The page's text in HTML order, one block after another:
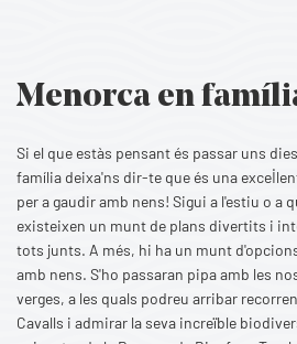
Menorca en
Si el que estàs pensant és passar uns
família deixa'ns dir-te que és una
per a gaudir amb nens! Sigui a l'estiu o a
existeixen un munt de plans divertits i
tots junts. A més, hi ha un munt
amb nens. S'ho passaran pipa amb les
verges, a les quals podreu arribar
Cavalls i admirar la seva increïble